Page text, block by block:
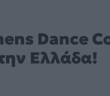
Dance
Ελλάδα!